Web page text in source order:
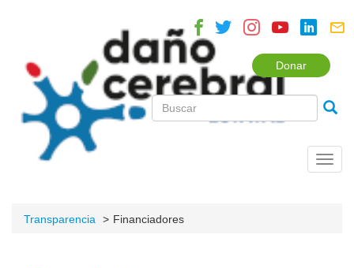
Donar
Transparencia Financiadores